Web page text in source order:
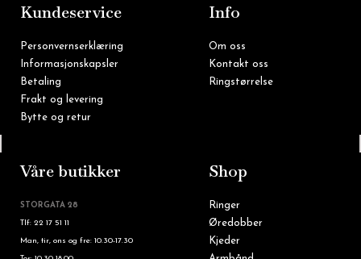
Kundeservice
Personvernserklæring
Informasjonskapsler
Betaling
Frakt og levering
Bytte og retur
Info
Om oss
Kontakt oss
Ringstørrelse
Våre butikker
STORGATA 28
Tlf: 22 17 51 11
Man, tir, ons og fre: 10.30-17.30
Shop
Ringer
Øredobber
Kjeder